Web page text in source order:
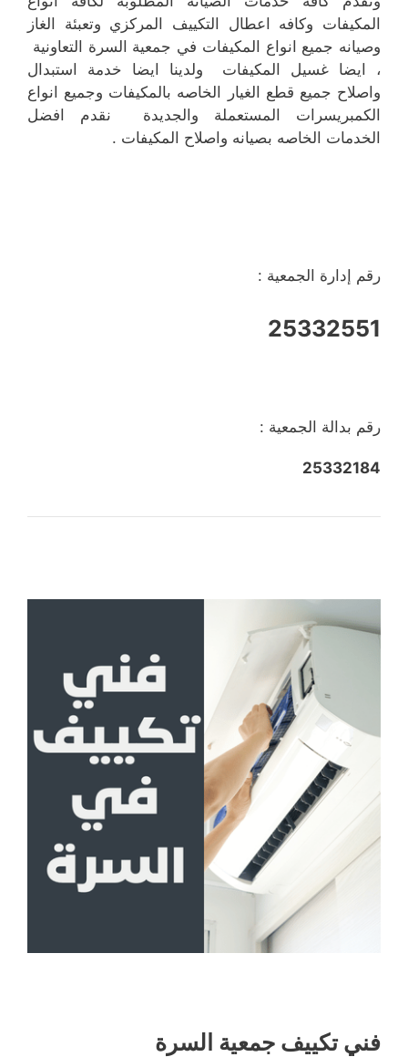
المكيفات وكافه اعطال التكييف المركزي وتعبئة الغاز
وصيانه جميع انواع المكيفات في جمعية السرة التعاونية
، ايضا غسيل المكيفات ولدينا ايضا خدمة استبدال
واصلاح جميع قطع الغيار الخاصه بالمكيفات وجميع انواع
الكمبريسرات المستعملة والجديدة نقدم افضل
الخدمات الخاصه بصيانه واصلاح المكيفات .
رقم إدارة الجمعية :
25332551
رقم بدالة الجمعية :
25332184
فني تكييف جمعية السرة